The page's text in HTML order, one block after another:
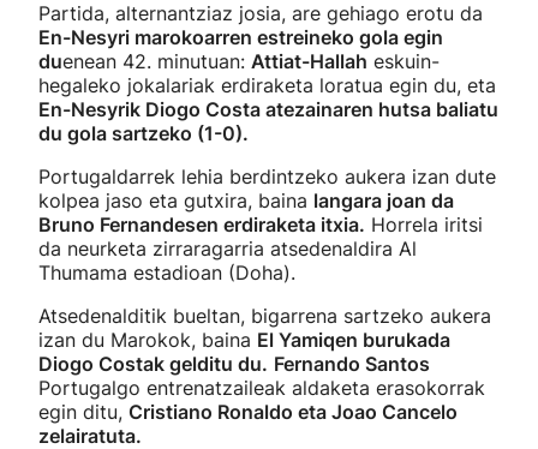
Partida, alternantziaz josia, are gehiago erotu da
En-Nesyri marokoarren estreineko gola egin
duenean 42. minutuan: Attiat-Hallah eskuin-
hegaleko jokalariak erdiraketa loratua egin du, eta
En-Nesyrik Diogo Costa atezainaren hutsa baliatu
du gola sartzeko (1-0).
Portugaldarrek lehia berdintzeko aukera izan dute
kolpea jaso eta gutxira, baina langara joan da
Bruno Fernandesen erdiraketa itxia. Horrela iritsi
da neurketa zirraragarria atsedenaldira Al
Thumama estadioan (Doha).
Atsedenalditik bueltan, bigarrena sartzeko aukera
izan du Marokok, baina El Yamiqen burukada
Diogo Costak gelditu du. Fernando Santos
Portugalgo entrenatzaileak aldaketa erasokorrak
egin ditu, Cristiano Ronaldo eta Joao Cancelo
zelairatuta.